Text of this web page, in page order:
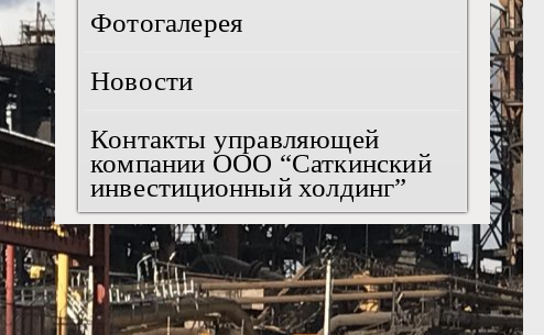
Фотогалерея
Новости
Контакты управляющей
компании ООО “Саткинский
инвестиционный холдинг”